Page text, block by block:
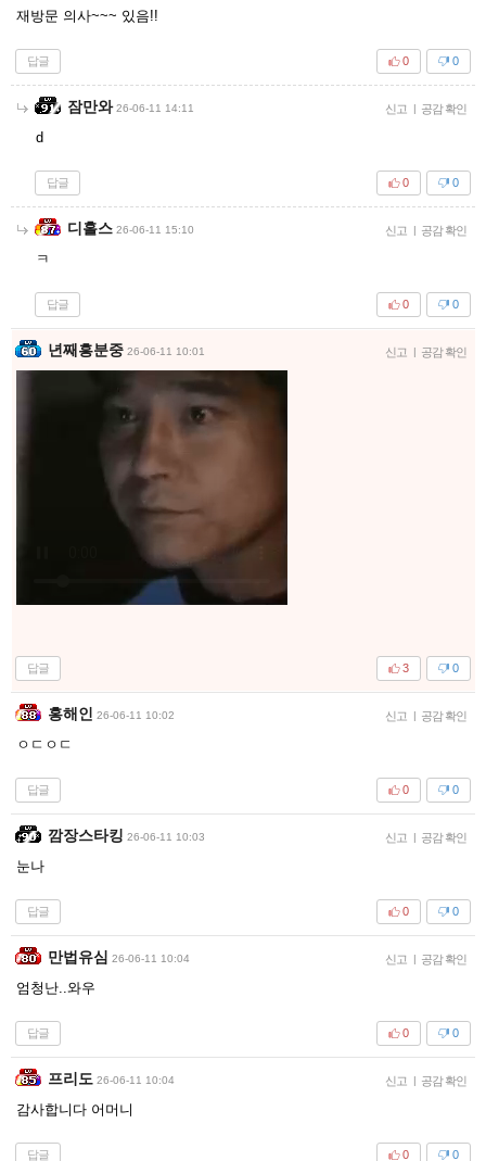
재방문 의사~~~ 있음!!
답글 0
0
잠만와 26-06-11 14:11 신고 | 공감 확인
d
답글 0
0
디홀스 26-06-11 15:10 신고 | 공감 확인
ㅋ
답글 0
0
년째흥분중 26-06-11 10:01 신고 | 공감 확인
답글 0
3
홍해인 26-06-11 10:02 신고 | 공감 확인
ㅇㄷㅇㄷ
답글 0
0
깜장스타킹 26-06-11 10:03 신고 | 공감 확인
눈나
답글 0
0
만법유심 26-06-11 10:04 신고 | 공감 확인
엄청난..와우
답글 0
0
프리도 26-06-11 10:04 신고 | 공감 확인
감사합니다 어머니
답글 0
0